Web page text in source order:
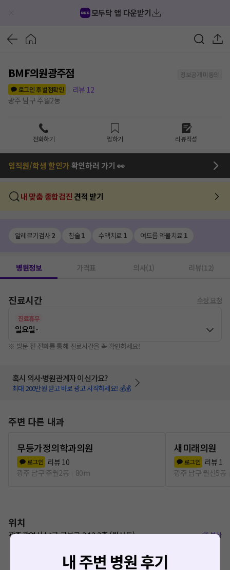
모두닥 앱 다운받기
BMF의원광주점
정보공개 미동의
로그인 후 별점확인
리뷰 12
광주 남구 주월2동
전화하기 찜하기 리뷰작성
임직원/학생 할인가확인하러 가기 👀
내 맞춤 종합검진 견적 받기
알레르기검사2 침술1 수액치료 1 여드름 약물치료 1
병원정보 가격표 의사(1) 리뷰(12)
진료시간 수정 요청
진료휴무
일요일-
※ 방문 전 전화를 통해 진료시간을 꼭 확인하세요!
혹시 의사·병원관계자 이신가요?
최대 200만원 받고 바로 광고 시작하세요! 💰💰
주변 다른 내과
무등가정의학과의원
로그인 리뷰 10
광주 남구 주월2동
80m
새미래의원
로그인 리뷰 1
광주 남구 월산5동
위치
광주광역시 남구 군분로 34 2,3층 (월산동) 복사